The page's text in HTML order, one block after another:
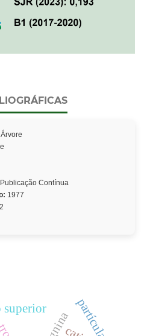
Publicação Contínua
1977
lignina
superior partículas